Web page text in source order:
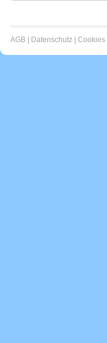
AGB Datenschutz Cookies